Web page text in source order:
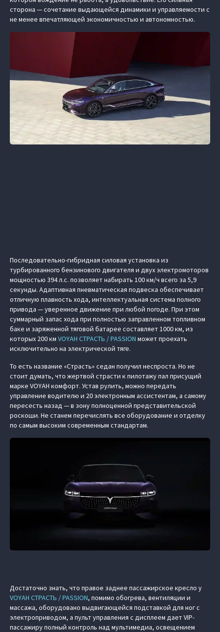
сторона — сочетание выдающейся динамики и управляемости с
не менее впечатляющей экономичностью и автономностью.
Последовательно-гибридная силовая установка из
турбированного бензинового двигателя и двух электромоторов
мощностью 394 л.с. позволяет набирать 100 км/ч всего за 5,9
секунды. Адаптивная пневматическая подвеска обеспечивает
отличную плавность хода, интеллектуальная система полного
привода — уверенное движение при любой погоде. При этом
суммарный запас хода при полностью заправленном топливном
баке и заряженной тяговой батарее составляет 1000 км, из
которых 200 км VOYAH СТРАСТЬ / PASSION может проехать
исключительно на электрической тяге.
То есть название «Страсть» седан получил неспроста. Но не
стоит думать, что жертвой страсти к пилотажу пал присущий
марке VOYAH комфорт. Устав рулить, можно передать
управление водителю и 20 электронным ассистентам, а самому
пересесть назад — в зону полноценной представительской
роскоши. Не станем перечислять все оборудование и отделку
по самым высоким современным стандартам.
Достаточно знать, что правое заднее пассажирское кресло у
VOYAH СТРАСТЬ / PASSION, помимо обогрева, вентиляции и
массажа, оборудовано выдвигающейся подставкой для ног с
электроприводом, а пульт управления с дисплеем дает VIP-
пассажиру полный контроль над мультимедиа, освещением